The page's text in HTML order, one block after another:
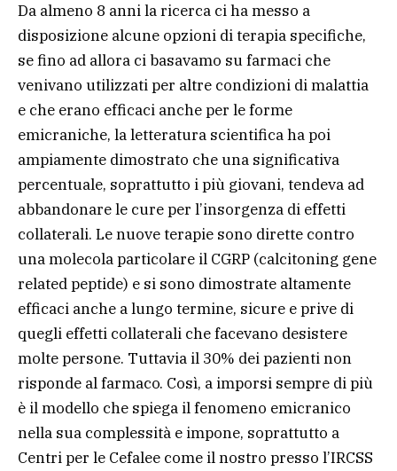
Da almeno 8 anni la ricerca ci ha messo a
disposizione alcune opzioni di terapia specifiche,
se fino ad allora ci basavamo su farmaci che
venivano utilizzati per altre condizioni di malattia
e che erano efficaci anche per le forme
emicraniche, la letteratura scientifica ha poi
ampiamente dimostrato che una significativa
percentuale, soprattutto i più giovani, tendeva ad
abbandonare le cure per l’insorgenza di effetti
collaterali. Le nuove terapie sono dirette contro
una molecola particolare il CGRP (calcitoning gene
related peptide) e si sono dimostrate altamente
efficaci anche a lungo termine, sicure e prive di
quegli effetti collaterali che facevano desistere
molte persone. Tuttavia il 30% dei pazienti non
risponde al farmaco. Così, a imporsi sempre di più
è il modello che spiega il fenomeno emicranico
nella sua complessità e impone, soprattutto a
Centri per le Cefalee come il nostro presso l’IRCSS